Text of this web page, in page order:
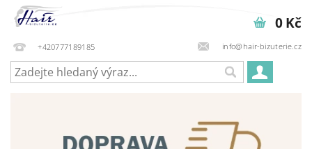
+420777189185 info@hair-bizuterie.cz
0 Kč